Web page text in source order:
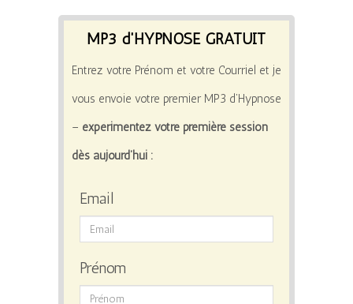
MP3 d'HYPNOSE GRATUIT
Entrez votre Prénom et votre Courriel et je
vous envoie votre premier MP3 d’Hypnose
– expérimentez votre première session
dès aujourd’hui :
Email
Prénom